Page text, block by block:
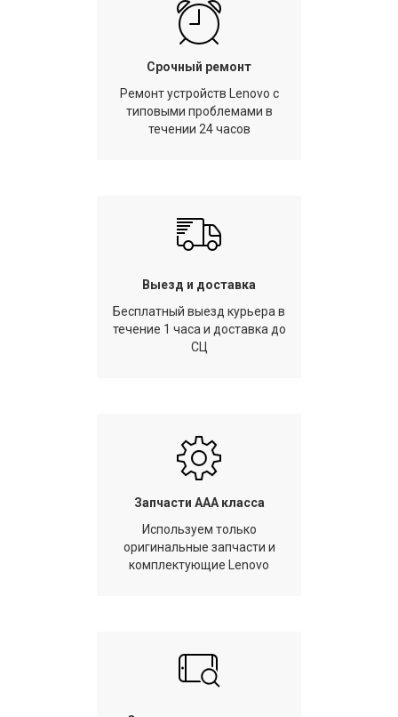
Срочный ремонт
Ремонт устройств Lenovo с
типовыми проблемами в
течении 24 часов
Выезд и доставка
Бесплатный выезд курьера в
течение 1 часа и доставка до
СЦ
Запчасти AAA класса
Используем только
оригинальные запчасти и
комплектующие Lenovo